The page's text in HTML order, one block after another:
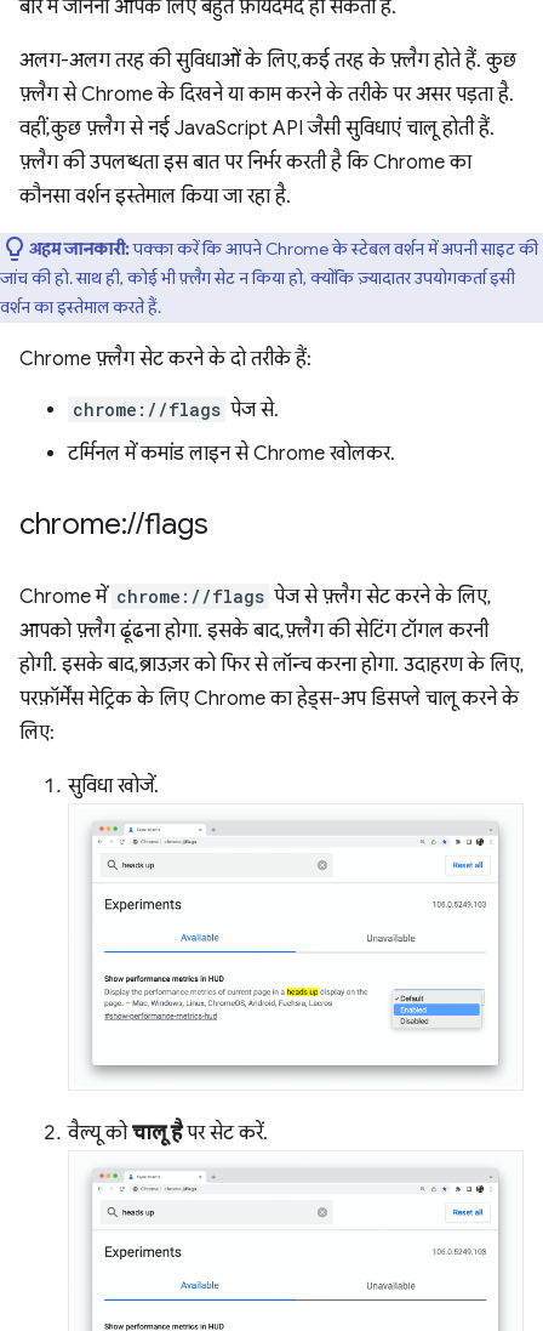
बारे में जानना आपके लिए बहुत फ़ायदेमंद हो सकता है.
अलग-अलग तरह की सुविधाओं के लिए, कई तरह के फ़्लैग होते हैं. कुछ
फ़्लैग से Chrome के दिखने या काम करने के तरीके पर असर पड़ता है.
वहीं, कुछ फ़्लैग से नई JavaScript API जैसी सुविधाएं चालू होती हैं.
फ़्लैग की उपलब्धता इस बात पर निर्भर करती है कि Chrome का
कौनसा वर्शन इस्तेमाल किया जा रहा है.
अहम जानकारी:पक्का करें कि आपने Chrome के स्टेबल वर्शन में अपनी साइट की
जांच की हो. साथ ही, कोई भी फ़्लैग सेट न किया हो, क्योंकि ज़्यादातर उपयोगकर्ता इसी
वर्शन का इस्तेमाल करते हैं.
Chrome फ़्लैग सेट करने के दो तरीके हैं:
chrome://flags पेज से.
टर्मिनल में कमांड लाइन से Chrome खोलकर.
chrome://flags
Chrome में chrome://flags पेज से फ़्लैग सेट करने के लिए,
आपको फ़्लैग ढूंढना होगा. इसके बाद, फ़्लैग की सेटिंग टॉगल करनी
होगी. इसके बाद, ब्राउज़र को फिर से लॉन्च करना होगा. उदाहरण के लिए,
परफ़ॉर्मेंस मेट्रिक के लिए Chrome का हेड्स-अप डिसप्ले चालू करने के
लिए:
सुविधा खोजें.
वैल्यू कोचालू हैपर सेट करें.